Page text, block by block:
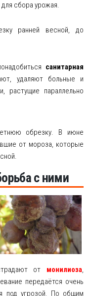
сбора урожая.
ранней весной, до
санитарная
удаляют больные и
растущие параллельно
обрезку. В июне
от мороза, которые
с ними
от монилиоза,
передаётся очень
под угрозой. По общим